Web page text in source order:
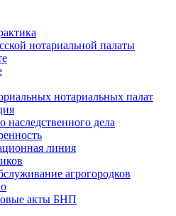
нотариальной палаты
нотариальных палат
наследственного дела
линия
агрогородков
акты БНП